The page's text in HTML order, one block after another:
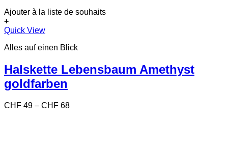
Ajouter à la liste de souhaits
+
Dieses
weist
Varianten
auf.
Die
können
Quick View
Alles auf einen Blick
Halskette Lebensbaum Amethyst
goldfarben
CHF 49 – CHF 68Preisspanne: